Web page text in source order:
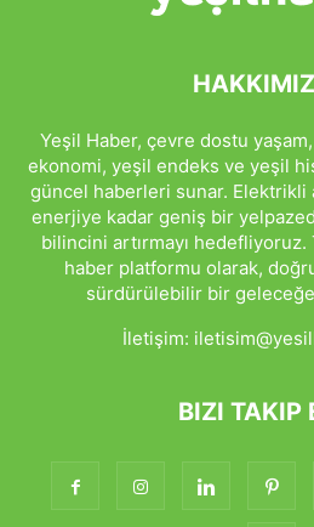
Yeşil Haber, çevre dostu
ekonomi, yeşil endeks ve yeşil
güncel haberleri sunar.
enerjiye kadar geniş bir
bilincini artırmayı
haber platformu olarak,
sürdürülebilir bir geleceğe
İletişim:
BIZI TAKIP